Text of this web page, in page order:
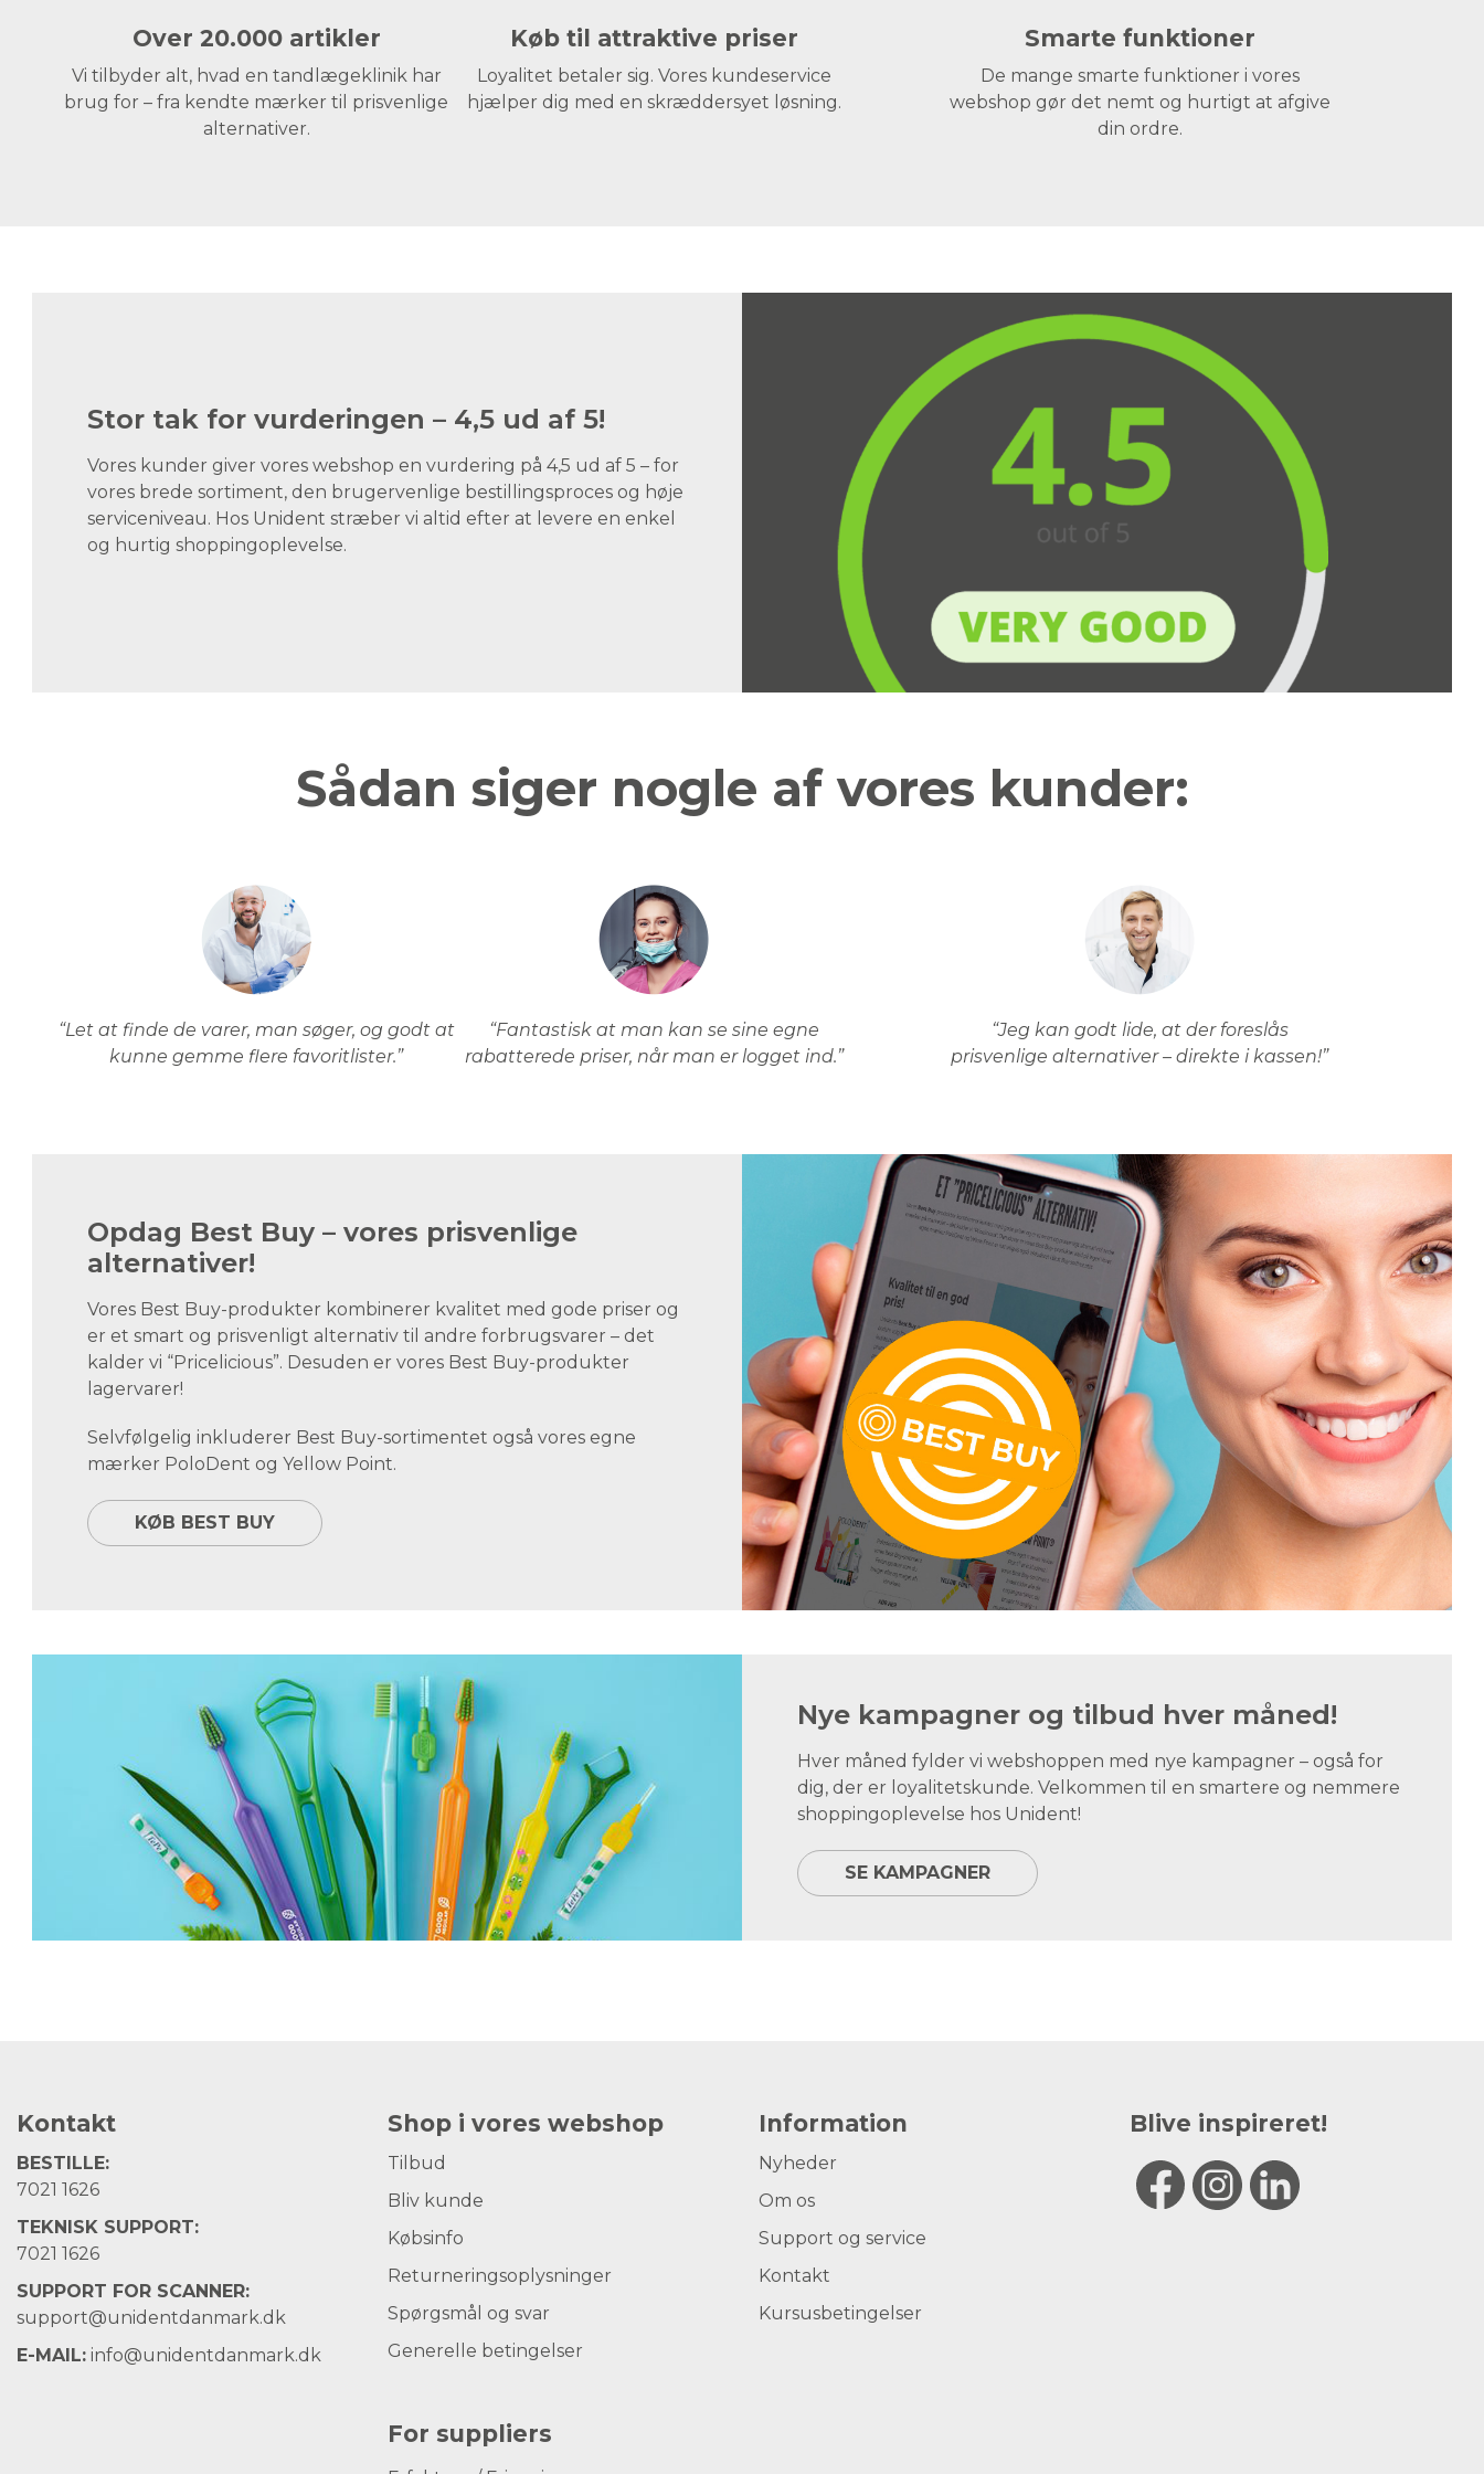
Over 20.000 artikler
Vi tilbyder alt, hvad en tandlægeklinik har
brug for – fra kendte mærker til prisvenlige
alternativer.
Køb til attraktive priser
Loyalitet betaler sig. Vores kundeservice
hjælper dig med en skræddersyet løsning.
Smarte funktioner
De mange smarte funktioner i vores
webshop gør det nemt og hurtigt at afgive
din ordre.
Stor tak for vurderingen – 4,5 ud af 5!
Vores kunder giver vores webshop en vurdering på 4,5 ud af 5 – for
vores brede sortiment, den brugervenlige bestillingsproces og høje
serviceniveau. Hos Unident stræber vi altid efter at levere en enkel
og hurtig shoppingoplevelse.
Sådan siger nogle af vores kunder:
“Let at finde de varer, man søger, og godt at
kunne gemme flere favoritlister.”
“Fantastisk at man kan se sine egne
rabatterede priser, når man er logget ind.”
“Jeg kan godt lide, at der foreslås
prisvenlige alternativer – direkte i kassen!”
Opdag Best Buy – vores prisvenlige
alternativer!
Vores Best Buy-produkter kombinerer kvalitet med gode priser og
er et smart og prisvenligt alternativ til andre forbrugsvarer – det
kalder vi “Pricelicious”. Desuden er vores Best Buy-produkter
lagervarer!
Selvfølgelig inkluderer Best Buy-sortimentet også vores egne
mærker PoloDent og Yellow Point.
KØB BEST BUY
Nye kampagner og tilbud hver måned!
Hver måned fylder vi webshoppen med nye kampagner – også for
dig, der er loyalitetskunde. Velkommen til en smartere og nemmere
shoppingoplevelse hos Unident!
SE KAMPAGNER
Kontakt
BESTILLE:
7021 1626
TEKNISK SUPPORT:
7021 1626
SUPPORT FOR SCANNER:
support@unidentdanmark.dk
E-MAIL: info@unidentdanmark.dk
Shop i vores webshop
Tilbud
Bliv kunde
Købsinfo
Returneringsoplysninger
Spørgsmål og svar
Generelle betingelser
For suppliers
Information
Nyheder
Om os
Support og service
Kontakt
Kursusbetingelser
Blive inspireret!